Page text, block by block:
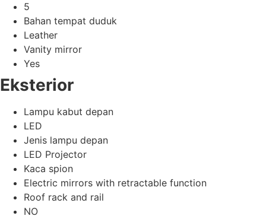
5
Bahan tempat duduk
Leather
Vanity mirror
Yes
Eksterior
Lampu kabut depan
LED
Jenis lampu depan
LED Projector
Kaca spion
Electric mirrors with retractable function
Roof rack and rail
NO